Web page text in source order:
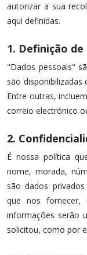
autorizar a sua
aqui definidas.
1. Definição
"Dados pessoais"
são disponibilizadas
Entre outras,
correio electrónico
2.
É nossa política
nome, morada,
são dados
que nos fornecer,
informações serão
solicitou, como por